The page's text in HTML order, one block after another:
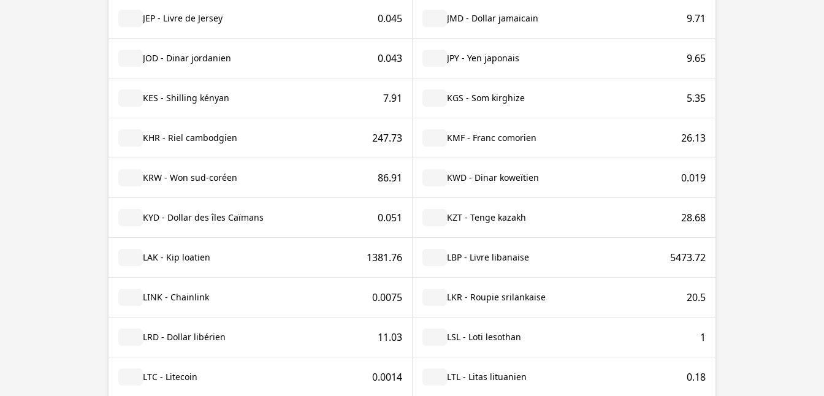
JEP - Livre de Jersey 0.045 JMD - Dollar jamaïcain 9.71
JOD - Dinar jordanien 0.043 JPY - Yen japonais 9.65
KES - Shilling kényan 7.91 KGS - Som kirghize 5.35
KHR - Riel cambodgien 247.73 KMF - Franc comorien 26.13
KRW - Won sud-coréen 86.91 KWD - Dinar koweïtien 0.019
KYD - Dollar des îles Caïmans 0.051 KZT - Tenge kazakh 28.68
LAK - Kip loatien 1381.76 LBP - Livre libanaise 5473.72
LINK - Chainlink 0.0075 LKR - Roupie srilankaise 20.5
LRD - Dollar libérien 11.03 LSL - Loti lesothan 1
LTC - Litecoin 0.0014 LTL - Litas lituanien 0.18